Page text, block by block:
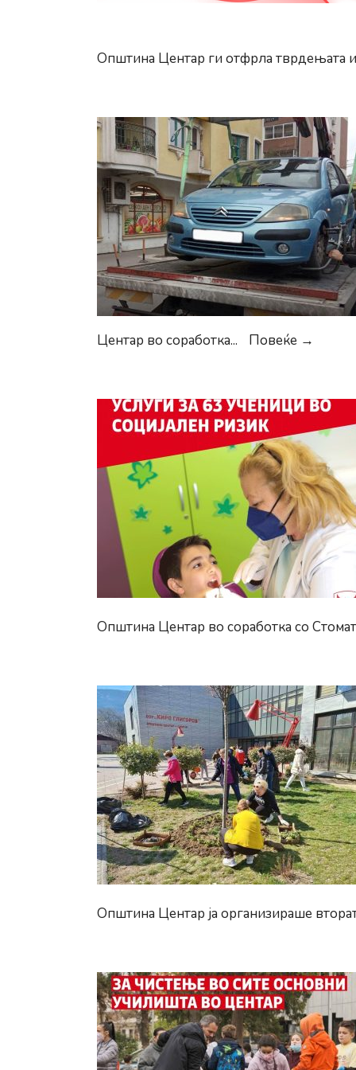
Општина Центар ги отфрла тврдењата
Центар во соработка... Повеќе →
на
на
Општина Центар во соработка со
Општина Центар ја организираше